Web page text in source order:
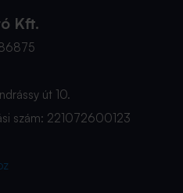
Kft.
út 10.
szám: 221072600123